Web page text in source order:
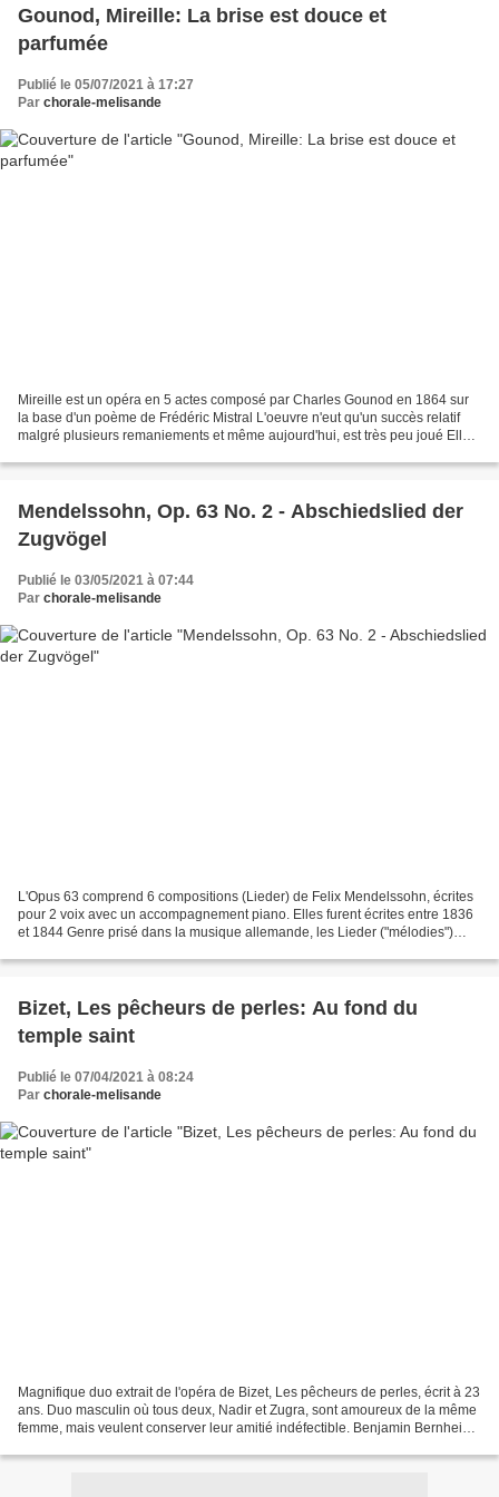
Gounod, Mireille: La brise est douce et
parfumée
Publié le 05/07/2021 à 17:27
Par chorale-melisande
Mireille est un opéra en 5 actes composé par Charles Gounod en 1864 sur
la base d'un poème de Frédéric Mistral L'oeuvre n'eut qu'un succès relatif
malgré plusieurs remaniements et même aujourd'hui, est très peu joué Elle
Mendelssohn, Op. 63 No. 2 - Abschiedslied der
Zugvögel
Publié le 03/05/2021 à 07:44
Par chorale-melisande
L'Opus 63 comprend 6 compositions (Lieder) de Felix Mendelssohn, écrites
pour 2 voix avec un accompagnement piano. Elles furent écrites entre 1836
et 1844 Genre prisé dans la musique allemande, les Lieder ("mélodies")
Bizet, Les pêcheurs de perles: Au fond du
temple saint
Publié le 07/04/2021 à 08:24
Par chorale-melisande
Magnifique duo extrait de l'opéra de Bizet, Les pêcheurs de perles, écrit à 23
ans. Duo masculin où tous deux, Nadir et Zugra, sont amoureux de la même
femme, mais veulent conserver leur amitié indéfectible. Benjamin Bernheim